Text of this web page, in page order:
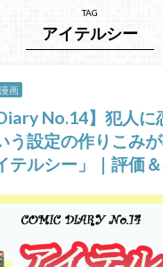
TAG
アイテルシー
漫画
No.14】犯人
う設定の作りこみ
テルシー」｜評価